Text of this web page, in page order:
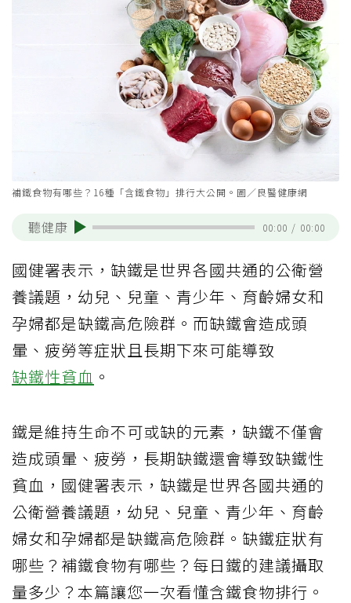
補鐵食物有哪些？16種「含鐵食物」排行大公開。圖／良醫健康網
聽健康 00:00 / 00:00
國健署表示，缺鐵是世界各國共通的公衛營
養議題，幼兒、兒童、青少年、育齡婦女和
孕婦都是缺鐵高危險群。而缺鐵會造成頭
暈、疲勞等症狀且長期下來可能導致
缺鐵性貧血 。
鐵是維持生命不可或缺的元素，缺鐵不僅會
造成頭暈、疲勞，長期缺鐵還會導致缺鐵性
貧血，國健署表示，缺鐵是世界各國共通的
公衛營養議題，幼兒、兒童、青少年、育齡
婦女和孕婦都是缺鐵高危險群。缺鐵症狀有
哪些？補鐵食物有哪些？每日鐵的建議攝取
量多少？本篇讓您一次看懂含鐵食物排行。